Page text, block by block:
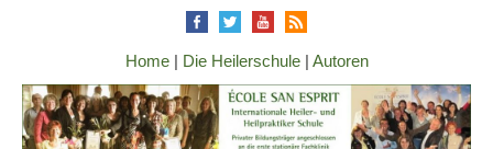
Home| Die Heilerschule| Autoren